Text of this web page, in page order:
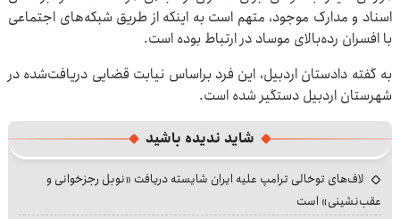
اسناد و مدارک موجود، متهم است به اینکه از طریق شبکه‌های اجتماعی
با افسران رده‌بالای موساد در ارتباط بوده است.
به‌ گفته دادستان اردبیل، این فرد براساس نیابت قضایی دریافت‌شده در
شهرستان اردبیل دستگیر شده است.
شاید ندیده باشید
لاف‌های توخالی ترامپ علیه ایران شایسته دریافت «نوبل رجزخوانی و
عقب‌نشینی» است